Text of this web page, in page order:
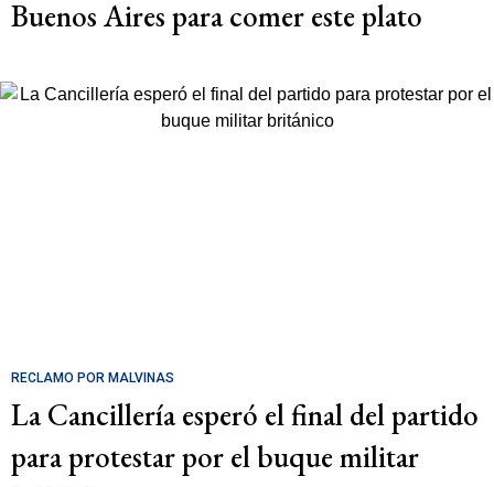
Buenos Aires para comer este plato
RECLAMO POR MALVINAS
La Cancillería esperó el final del partido
para protestar por el buque militar